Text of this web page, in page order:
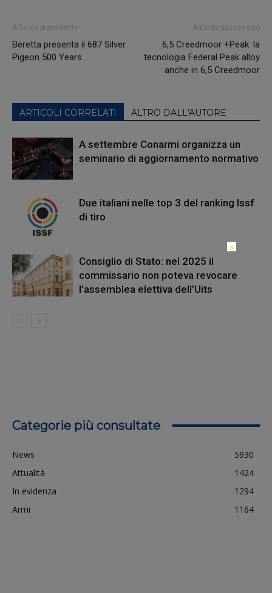
Articolo precedente
Beretta presenta il 687 Silver
Pigeon 500 Years
Articolo successivo
6,5 Creedmoor +Peak: la
tecnologia Federal Peak alloy
anche in 6,5 Creedmoor
ARTICOLI CORRELATI ALTRO DALL'AUTORE
A settembre Conarmi organizza un
seminario di aggiornamento normativo
Due italiani nelle top 3 del ranking Issf
di tiro
Consiglio di Stato: nel 2025 il
commissario non poteva revocare
l’assemblea elettiva dell’Uits
Categorie più consultate
News
5930
Attualità
1424
In evidenza
1294
Armi
1164
×